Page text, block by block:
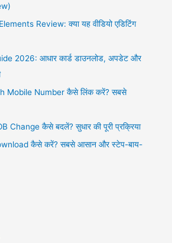
Review: क्या यह वीडियो एडिटिंग
2026: आधार कार्ड डाउनलोड, अपडेट और
Mobile Number कैसे लिंक करें? सबसे
Change कैसे बदलें? सुधार की पूरी प्रक्रिया
कैसे करें? सबसे आसान और स्टेप-बाय-